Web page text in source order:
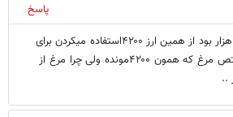
پاسخ
زمانی که مرغ کیلویی زیر ۱۰هزار بود از همین ارز ۴۲۰۰استفاده میکردن برای
مرغ..یوال اینجاس دلار مختص مرغ که همون ۴۲۰۰مونده ولی چرا مرغ از